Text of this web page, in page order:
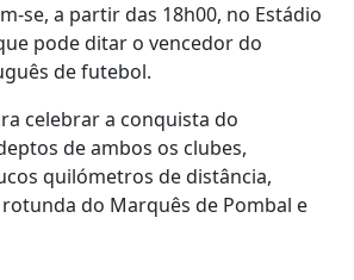
se, a partir das 18h00, no Estádio
pode ditar o vencedor do
de futebol.
celebrar a conquista do
de ambos os clubes,
quilómetros de distância,
do Marquês de Pombal e